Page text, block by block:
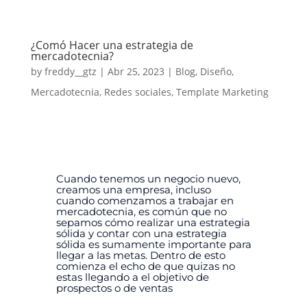
¿Comó Hacer una estrategia de
mercadotecnia?
by freddy__gtz | Abr 25, 2023 | Blog, Diseño,
Mercadotecnia, Redes sociales, Template Marketing
Cuando tenemos un negocio nuevo,
creamos una empresa, incluso
cuando comenzamos a trabajar en
mercadotecnia, es común que no
sepamos cómo realizar una estrategia
sólida y contar con una estrategia
sólida es sumamente importante para
llegar a las metas. Dentro de esto
comienza el echo de que quizas no
estas llegando a el objetivo de
prospectos o de ventas